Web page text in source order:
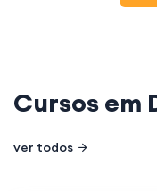
Cursos em
ver todos